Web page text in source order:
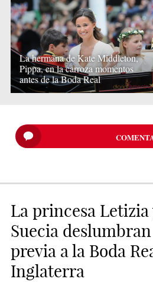
La hermana de Kate Middleton,
Pippa, en la carroza momentos
antes de la Boda Real
La princesa
Suecia
previa a la Boda
Inglaterra